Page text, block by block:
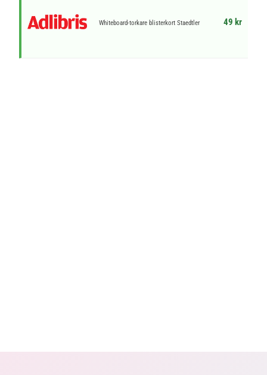
Whiteboard-torkare blisterkort Staedtler 49 kr